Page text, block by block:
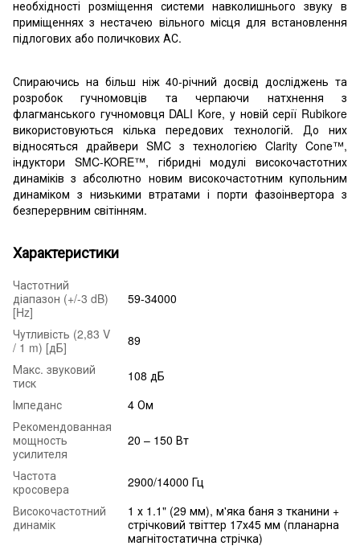
необхідності розміщення системи навколишнього звуку в
приміщеннях з нестачею вільного місця для встановлення
підлогових або поличкових АС.
Спираючись на більш ніж 40-річний досвід досліджень та
розробок гучномовців та черпаючи натхнення з
флагманського гучномовця DALI Kore, у новій серії Rubikore
використовуються кілька передових технологій. До них
відносяться драйвери SMC з технологією Clarity Cone™,
індуктори SMC-KORE™, гібридні модулі високочастотних
динаміків з абсолютно новим високочастотним купольним
динаміком з низькими втратами і порти фазоінвертора з
безперервним світінням.
Характеристики
Частотний
діапазон (+/-3 dB)
[Hz]
59-34000
Чутливість (2,83 V
/ 1 m) [дБ]
89
Макс. звуковий
тиск
108 дБ
Імпеданс
4 Ом
Рекомендованная
мощность
усилителя
20 – 150 Вт
Частота
кросовера
2900/14000 Гц
Високочастотний
динамік
1 х 1.1" (29 мм), м'яка баня з тканини +
стрічковий твіттер 17х45 мм (планарна
магнітостатична стрічка)